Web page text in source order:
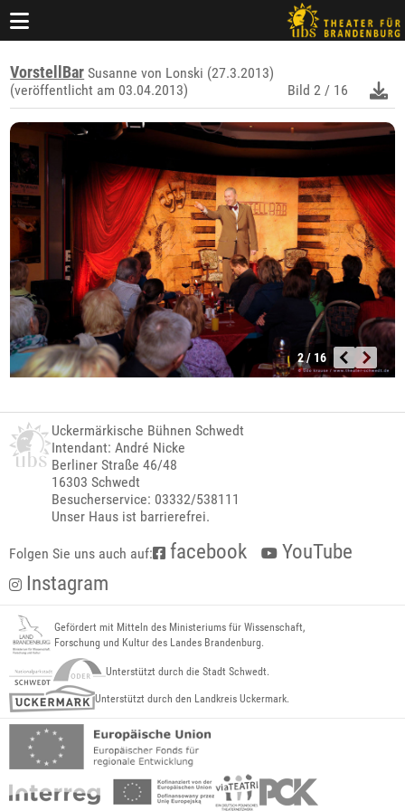
VorstellBar Susanne von Lonski (27.3.2013)
(veröffentlicht am 03.04.2013)
Bild 2 / 16
2 / 16
Uckermärkische Bühnen Schwedt
Intendant: André Nicke
Berliner Straße 46/48
16303 Schwedt
Besucherservice: 03332/538111
Unser Haus ist barrierefrei.
Folgen Sie uns auch auf: facebook
YouTube
Instagram
Gefördert mit Mitteln des Ministeriums für Wissenschaft,
Forschung und Kultur des Landes Brandenburg.
Unterstützt durch die Stadt Schwedt.
Unterstützt durch den Landkreis Uckermark.